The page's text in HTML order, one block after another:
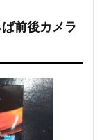
前後カメラ